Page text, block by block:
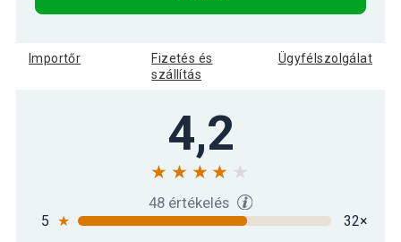
Importőr
Fizetés és
szállítás
Ügyfélszolgálat
4,2
48 értékelés
5 ★
32×